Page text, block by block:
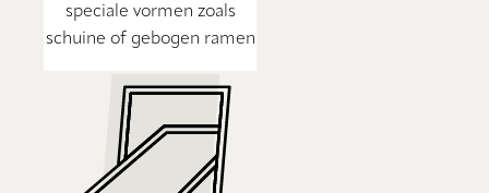
speciale vormen zoals
schuine of gebogen ramen